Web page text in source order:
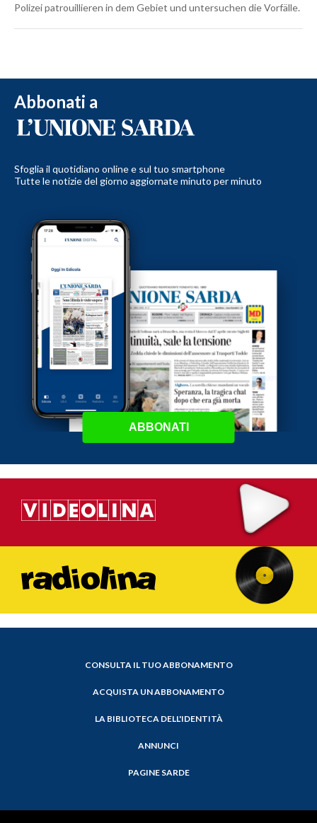
Polizei patrouillieren in dem Gebiet und untersuchen die Vorfälle.
Abbonati a
Sfoglia il quotidiano online e sul tuo smartphone
Tutte le notizie del giorno aggiornate minuto per minuto
ABBONATI
CONSULTA IL TUO ABBONAMENTO
ACQUISTA UN ABBONAMENTO
LA BIBLIOTECA DELL'IDENTITÀ
ANNUNCI
PAGINE SARDE